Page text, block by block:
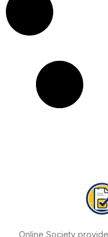
Online Society